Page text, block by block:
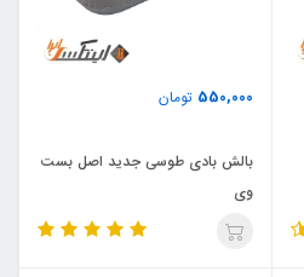
550,000 تومان
بالش بادی طوسی جدید اصل بست
وی